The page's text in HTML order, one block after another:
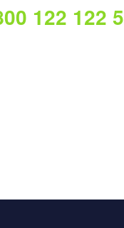
122 122 5